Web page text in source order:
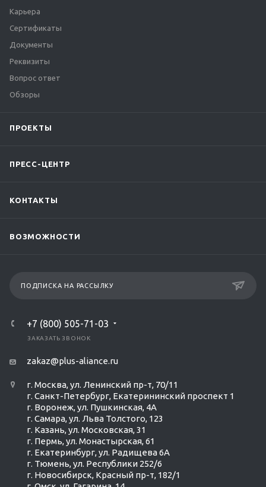
Карьера
Сертификаты
Документы
Реквизиты
Вопрос ответ
Обзоры
ПРОЕКТЫ
ПРЕСС-ЦЕНТР
КОНТАКТЫ
ВОЗМОЖНОСТИ
ПОДПИСКА НА РАССЫЛКУ
+7 (800) 505-71-03
ЗАКАЗАТЬ ЗВОНОК
zakaz@plus-aliance.ru
г. Москва, ул. Ленинский пр-т, 70/11
г. Санкт-Петербург, Екатерининский проспект 1
г. Воронеж, ул. Пушкинская, 4А
г. Самара, ул. Льва Толстого, 123
г. Казань, ул. Московская, 31
г. Пермь, ул. Монастырская, 61
г. Екатеринбург, ул. Радищева 6А
г. Тюмень, ул. Республики 252/6
г. Новосибирск, Красный пр-т, 182/1